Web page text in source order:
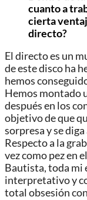
cuanto a
cierta
directo?
El directo es un
de este disco ha
hemos
Hemos montado
después en los
objetivo de que
sorpresa y se diga
Respecto a la
vez como pez en
Bautista, toda mi
interpretativo y
total obsesión